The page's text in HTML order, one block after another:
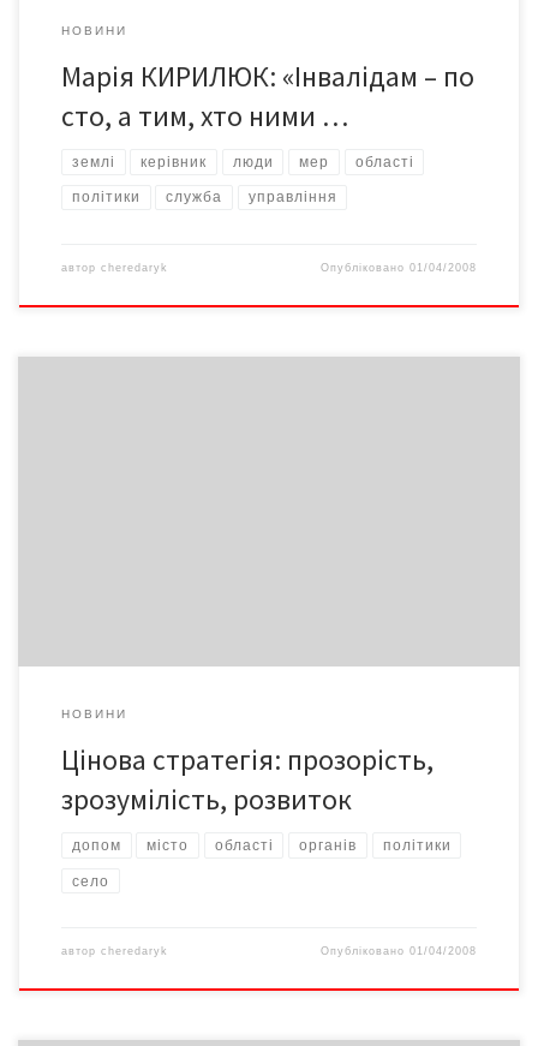
НОВИНИ
Марія КИРИЛЮК: «Інвалідам – по
сто, а тим, хто ними …
землі керівник люди мер області
політики служба управління
автор cheredaryk Опубліковано01/04/2008
НОВИНИ
Цінова стратегія: прозорість,
зрозумілість, розвиток
допом місто області органів політики
селo
автор cheredaryk Опубліковано01/04/2008